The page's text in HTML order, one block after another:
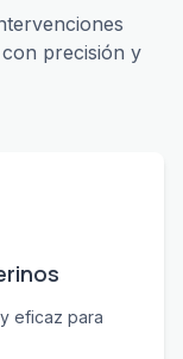
precisión y
eficaz para